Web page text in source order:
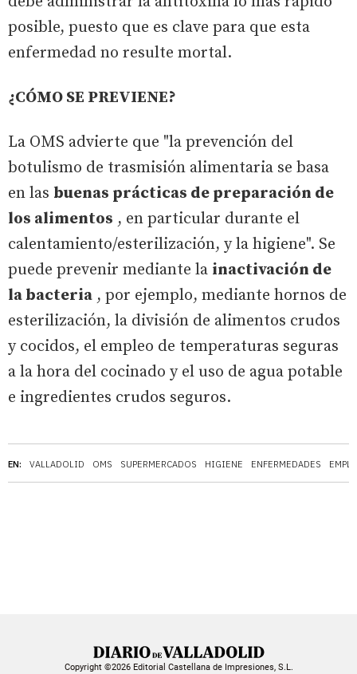
EN: VALLADOLID OMS SUPERMERCADOS HIGIENE ENFERMEDADES
posible, puesto que es clave para que esta
enfermedad no resulte mortal.
¿CÓMO SE PREVIENE?
La OMS advierte que "la prevención del
botulismo de trasmisión alimentaria se basa
en las buenas prácticas de preparación de
los alimentos , en particular durante el
calentamiento/esterilización, y la higiene". Se
puede prevenir mediante la inactivación de
la bacteria , por ejemplo, mediante hornos de
esterilización, la división de alimentos crudos
y cocidos, el empleo de temperaturas seguras
a la hora del cocinado y el uso de agua potable
e ingredientes crudos seguros.
Copyright ©2026 Editorial Castellana de Impresiones, S.L.